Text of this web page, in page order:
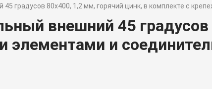
45 градусов 80х400, 1,2 мм, горячий цинк, в комплекте с
внешний 45
элементами и